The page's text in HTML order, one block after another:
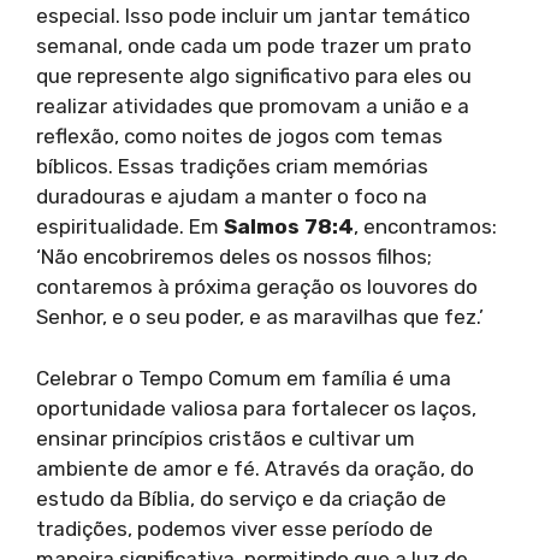
especial. Isso pode incluir um jantar temático
semanal, onde cada um pode trazer um prato
que represente algo significativo para eles ou
realizar atividades que promovam a união e a
reflexão, como noites de jogos com temas
bíblicos. Essas tradições criam memórias
duradouras e ajudam a manter o foco na
espiritualidade. Em Salmos 78:4, encontramos:
‘Não encobriremos deles os nossos filhos;
contaremos à próxima geração os louvores do
Senhor, e o seu poder, e as maravilhas que fez.’
Celebrar o Tempo Comum em família é uma
oportunidade valiosa para fortalecer os laços,
ensinar princípios cristãos e cultivar um
ambiente de amor e fé. Através da oração, do
estudo da Bíblia, do serviço e da criação de
tradições, podemos viver esse período de